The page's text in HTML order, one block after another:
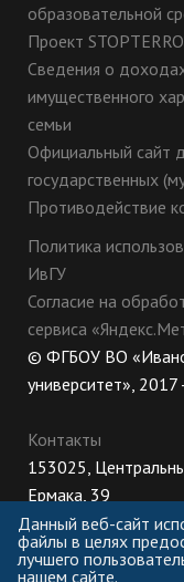
образовательной
Проект
Сведения о
имущественного
семьи
Официальный сайт
государственных
Противодействие
Политика
ИвГУ
Согласие на
сервиса
© ФГБОУ ВО
университет», 2017
Контакты
153025,
Ермака, 39
8 (800) 222-56-86
10 (Ректорат)
Данный веб-сайт
файлы в целях
лучшего
нашем сайте.